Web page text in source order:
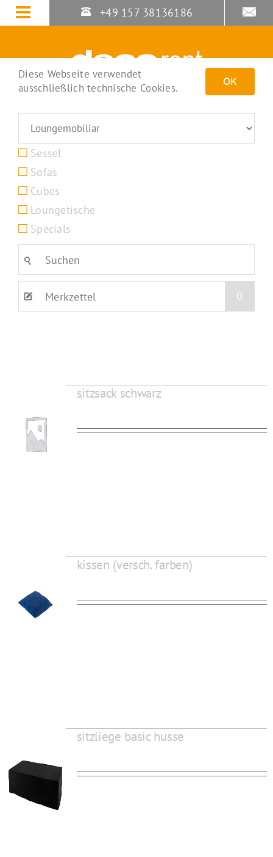
Zum
Inhalt
+49 157 38136186
Sessel
Sofas
Cubes
Loungetische
Specials
Merkzettel 0
sitzsack schwarz
kissen (versch. farben)
sitzliege basic husse
Diese Webseite verwendet
ausschließlich technische Cookies.
OK